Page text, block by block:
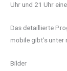
Uhr und 21 Uhr
Das detaillierte
mobile gibt’s unter
Bilder